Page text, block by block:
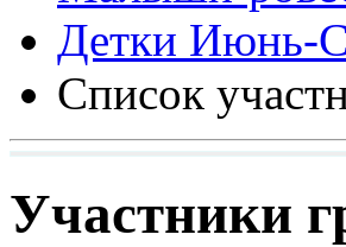
Детки Июнь-
Список
Участники